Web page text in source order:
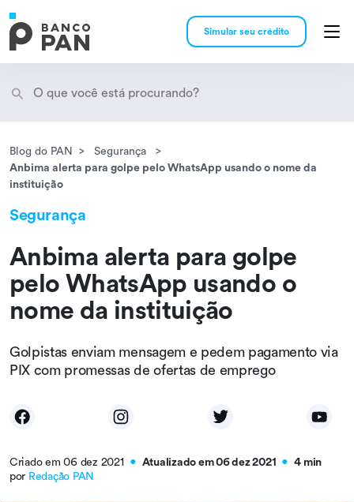
Simular seu crédito
Encontramosresultados
Blog do PAN
Segurança
Anbima alerta para golpe pelo WhatsApp usando o nome da
instituição
Segurança
Anbima alerta para golpe
pelo WhatsApp usando o
nome da instituição
Golpistas enviam mensagem e pedem pagamento via
PIX com promessas de ofertas de emprego
Criado em 06 dez 2021 ● Atualizado em 06 dez 2021 ●
4 min
por Redação PAN